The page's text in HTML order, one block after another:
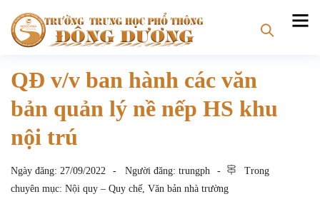
QĐ v/v ban hành các văn
bản quản lý nề nếp HS khu
nội trú
Ngày đăng: 27/09/2022 Người đăng: trungph
Trong
chuyên mục: Nội quy – Quy chế, Văn bản nhà trường